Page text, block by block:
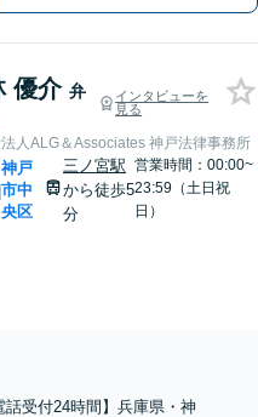
優介 弁
インタビューを
見る
人ALG＆Associates 神戸法律事務所
|
神戸
市中
央区
三ノ宮駅
から徒歩5
分
営業時間：00:00~
23:59（土日祝
日）
話受付24時間】兵庫県・神